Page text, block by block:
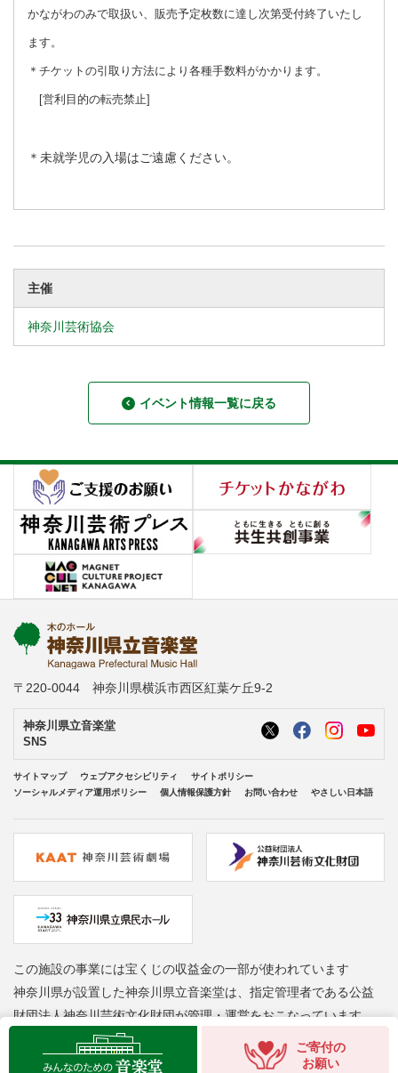
かながわのみで取扱い、 販売予定枚数に達し次第受付終了いたし
ます。
＊チケットの引取り方法により各種手数料がかかります。
[営利目的の転売禁止]
＊未就学児の入場はご遠慮ください。
主催
神奈川芸術協会
イベント情報一覧に戻る
ご寄付の
お願い
〒220-0044 神奈川県横浜市西区紅葉ケ丘9-2
神奈川県立音楽堂
SNS
サイトマップ ウェブアクセシビリティ
サイトポリシー
ソーシャルメディア運用ポリシー
個人情報保護方針 お問い合わせ やさしい日本語
この施設の事業には宝くじの収益金の一部が使われています
神奈川県が設置した神奈川県立音楽堂は、指定管理者である公益
財団法人神奈川芸術文化財団が管理・運営をおこなっています
Copyright © Kanagawa Arts Foundation. All rights reserved.